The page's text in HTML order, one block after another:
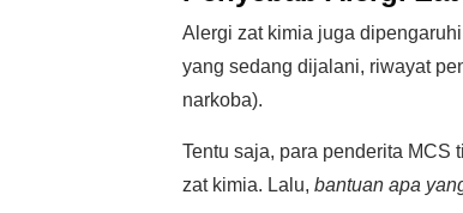
Alergi zat kimia juga
yang sedang dijalani, riwayat
narkoba).
Tentu saja, para penderita MCS
zat kimia. Lalu, bantuan apa